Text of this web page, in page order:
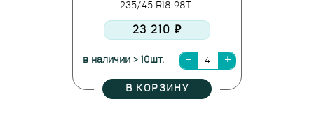
235/45 R18 98T
23 210 ₽
в наличии > 10шт.
В КОРЗИНУ